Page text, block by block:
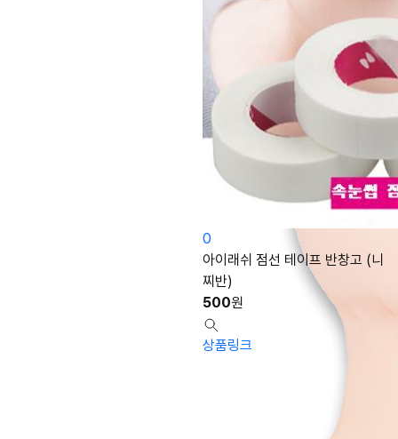
0
아이래쉬 점선 테이프 반창고 (니
찌반)
500원
상품링크